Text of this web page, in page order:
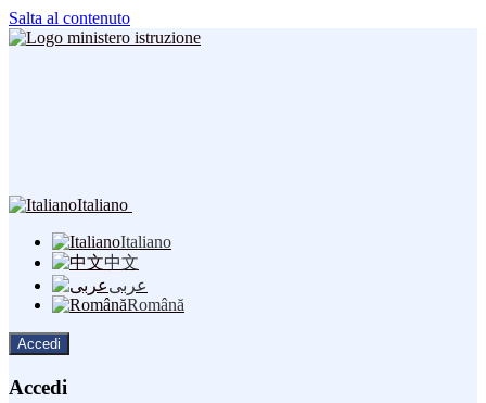
Salta al contenuto
Italiano
Italiano
中文
عربى
Română
Accedi
Accedi